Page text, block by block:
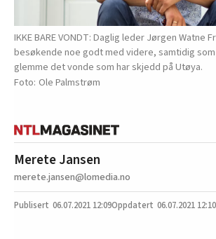
IKKE BARE VONDT: Daglig leder Jørgen Watne
besøkende noe godt med videre, samtidig
glemme det vonde som har skjedd på Utøya.
Ole Palmstrøm
Merete Jansen
merete.jansen@lomedia.no
06.07.2021 12:09 06.07.2021 12:10